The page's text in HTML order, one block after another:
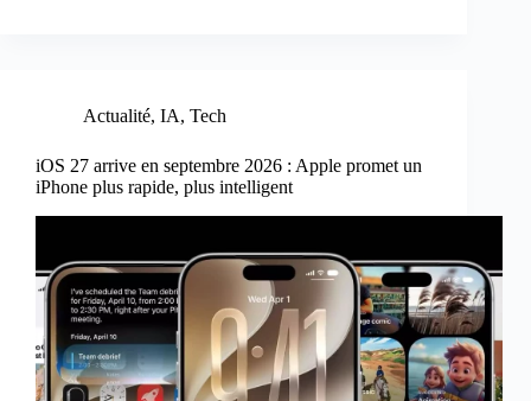
Actualité, IA, Tech
iOS 27 arrive en septembre 2026 : Apple promet un
iPhone plus rapide, plus intelligent